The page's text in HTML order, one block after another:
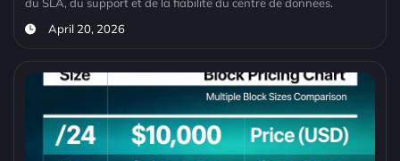
April 20, 2026